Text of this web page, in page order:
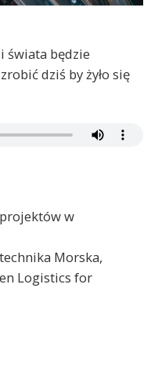
świata będzie
dziś by żyło się
w
Morska,
Logistics for